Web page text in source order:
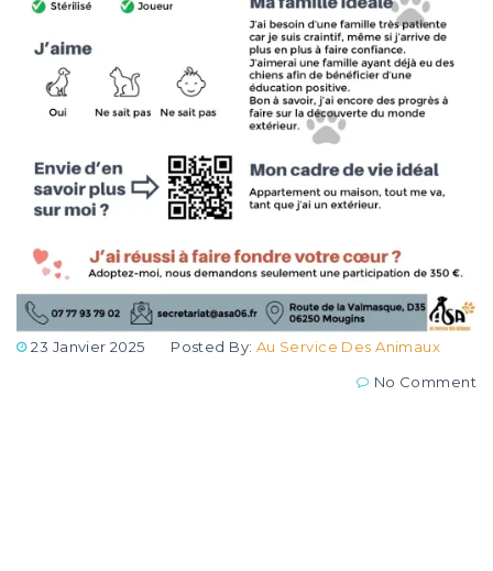
23 Janvier 2025 Posted By: Au Service Des Animaux
No Comment